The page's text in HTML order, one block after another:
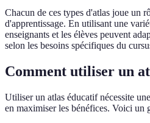
Chacun de ces types d'atlas joue un
d'apprentissage. En utilisant une
enseignants et les élèves peuvent
selon les besoins spécifiques du
Comment utiliser un
Utiliser un atlas éducatif nécessite
en maximiser les bénéfices. Voici un